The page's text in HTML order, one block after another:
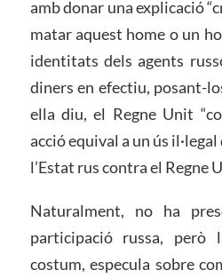
amb donar una explicació
matar aquest home o un
identitats dels agents
diners en efectiu, posant-
ella diu, el Regne Unit
acció equival a un ús
l’Estat rus contra el Regne
Naturalment, no ha
participació russa,
costum, especula sobre